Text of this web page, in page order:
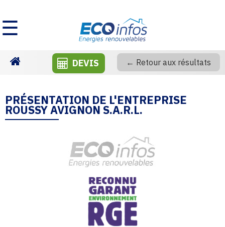
☰
DEVIS ← Retour aux résultats
PRÉSENTATION DE L'ENTREPRISE
ROUSSY AVIGNON S.A.R.L.